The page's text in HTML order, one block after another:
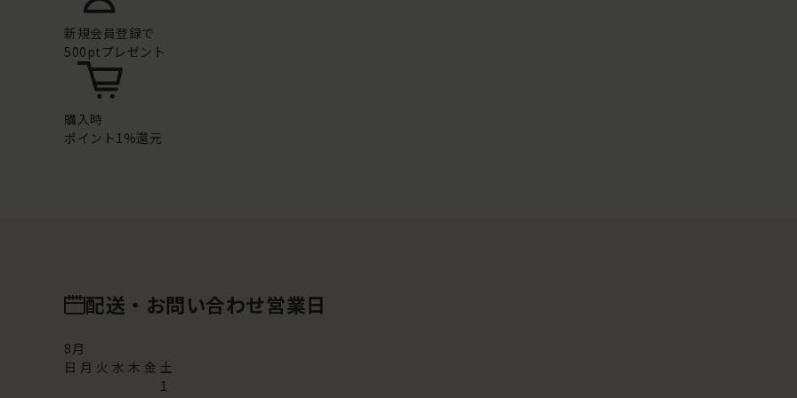
新規会員登録で
500ptプレゼント
購入時
ポイント1%還元
配送・お問い合わせ営業日
8月
日 月 火 水 木 金 土
1